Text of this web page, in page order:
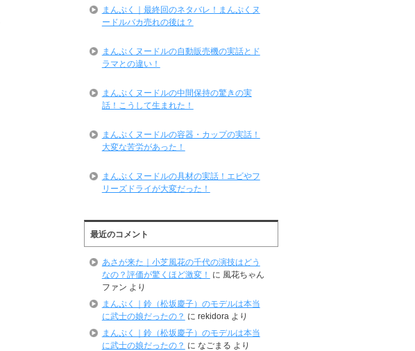
まんぷく｜最終回のネタバレ！まんぷくヌ
ードルバカ売れの後は？
まんぷくヌードルの自動販売機の実話とド
ラマとの違い！
まんぷくヌードルの中間保持の驚きの実
話！こうして生まれた！
まんぷくヌードルの容器・カップの実話！
大変な苦労があった！
まんぷくヌードルの具材の実話！エビやフ
リーズドライが大変だった！
最近のコメント
あさが来た｜小芝風花の千代の演技はどう
なの？評価が驚くほど激変！
に 風花ちゃん
ファン より
まんぷく｜鈴（松坂慶子）のモデルは本当
に武士の娘だったの？ に rekidora より
まんぷく｜鈴（松坂慶子）のモデルは本当
に武士の娘だったの？ に なごまる より